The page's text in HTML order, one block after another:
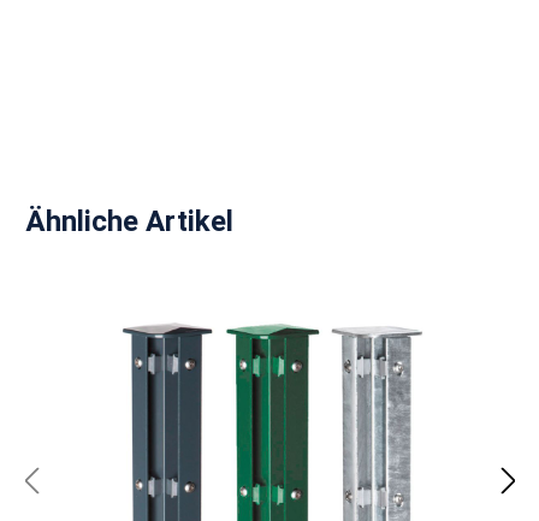
Produktgalerie überspringen
Ähnliche Artikel